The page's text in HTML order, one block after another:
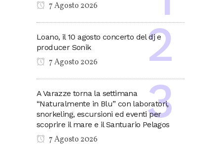
7 Agosto 2026
Loano, il 10 agosto concerto del dj e
producer Sonik
7 Agosto 2026
A Varazze torna la settimana
“Naturalmente in Blu” con laboratori,
snorkeling, escursioni ed eventi per
scoprire il mare e il Santuario Pelagos
7 Agosto 2026